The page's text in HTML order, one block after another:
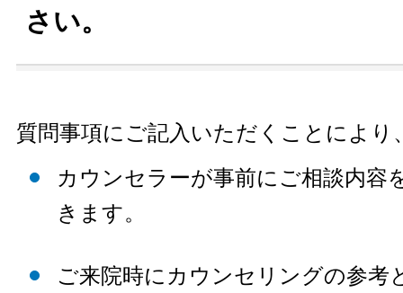
さい。
質問事項にご記入いただくことにより
カウンセラーが事前にご相談内容
きます。
ご来院時にカウンセリングの参考